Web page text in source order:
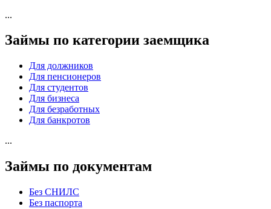
...
Займы по категории заемщика
Для должников
Для пенсионеров
Для студентов
Для бизнеса
Для безработных
Для банкротов
...
Займы по документам
Без СНИЛС
Без паспорта